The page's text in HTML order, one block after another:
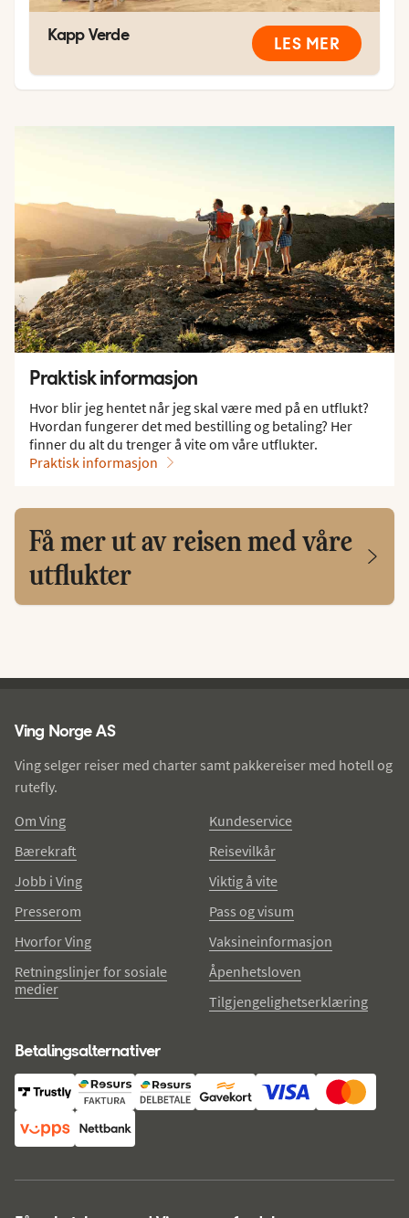
Kapp Verde LES MER
Praktisk informasjon
Hvor blir jeg hentet når jeg skal være med på en utflukt?
Hvordan fungerer det med bestilling og betaling? Her
finner du alt du trenger å vite om våre utflukter.
Praktisk informasjon
Få mer ut av reisen med våre
utflukter
Ving Norge AS
Ving selger reiser med charter samt pakkereiser med hotell og
rutefly.
Om Ving
Bærekraft
Jobb i Ving
Presserom
Hvorfor Ving
Retningslinjer for sosiale
medier
Kundeservice
Reisevilkår
Viktig å vite
Pass og visum
Vaksineinformasjon
Åpenhetsloven
Tilgjengelighetserklæring
Betalingsalternativer